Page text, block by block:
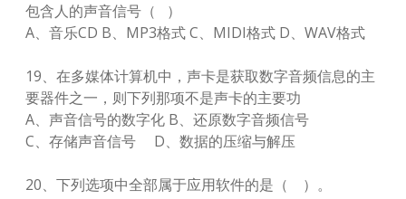
包含人的声音信号（ ）
A、音乐CD B、MP3格式 C、MIDI格式 D、WAV格式
19、在多媒体计算机中，声卡是获取数字音频信息的主
要器件之一，则下列那项不是声卡的主要功
A、声音信号的数字化 B、还原数字音频信号
C、存储声音信号 D、数据的压缩与解压
20、下列选项中全部属于应用软件的是（ ）。